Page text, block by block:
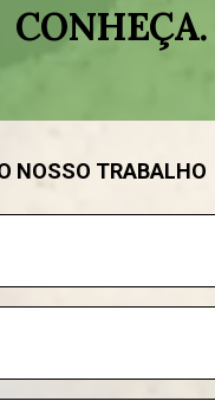
CONHEÇA.
NOSSO TRABALHO